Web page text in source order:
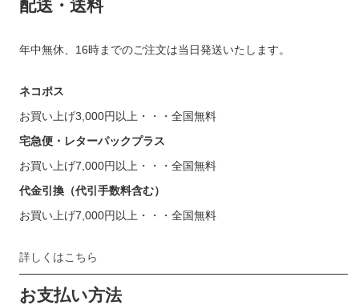
配送・送料
年中無休、16時までのご注文は当日発送いたします。
ネコポス
お買い上げ3,000円以上・・・全国無料
宅急便・レターパックプラス
お買い上げ7,000円以上・・・全国無料
代金引換（代引手数料含む）
お買い上げ7,000円以上・・・全国無料
詳しくはこちら
お支払い方法